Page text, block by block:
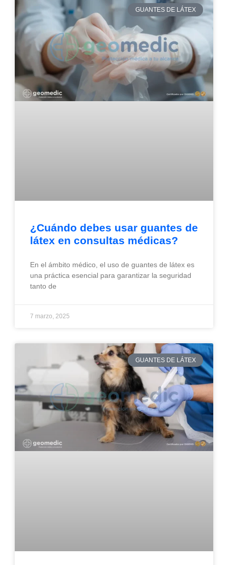
GUANTES DE LÁTEX
¿Cuándo debes usar guantes de
látex en consultas médicas?
En el ámbito médico, el uso de guantes de látex es
una práctica esencial para garantizar la seguridad
tanto de
7 marzo, 2025
GUANTES DE LÁTEX